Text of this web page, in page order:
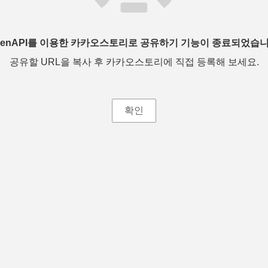
를 이용한 카카오스토리로 공유하기 기능이 종료되었습
공유할 URL을 복사 후 카카오스토리에 직접 등록해 보세요.
확인